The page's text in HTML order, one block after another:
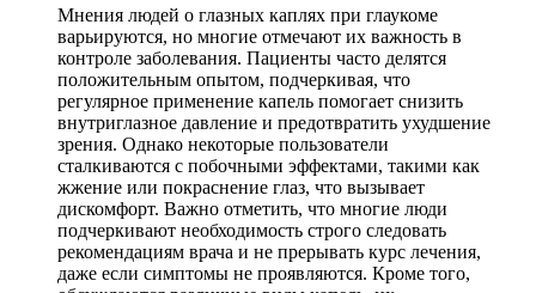
Мнения людей о глазных каплях при глаукоме
варьируются, но многие отмечают их важность в
контроле заболевания. Пациенты часто делятся
положительным опытом, подчеркивая, что
регулярное применение капель помогает снизить
внутриглазное давление и предотвратить ухудшение
зрения. Однако некоторые пользователи
сталкиваются с побочными эффектами, такими как
жжение или покраснение глаз, что вызывает
дискомфорт. Важно отметить, что многие люди
подчеркивают необходимость строго следовать
рекомендациям врача и не прерывать курс лечения,
даже если симптомы не проявляются. Кроме того,